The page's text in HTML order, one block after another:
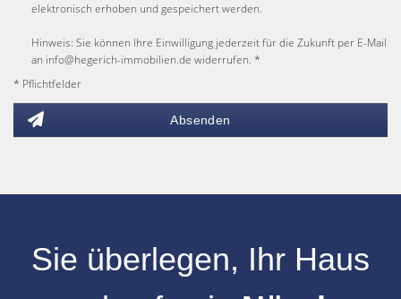
elektronisch erhoben und gespeichert werden.
Hinweis: Sie können Ihre Einwilligung jederzeit für die Zukunft per E-Mail
an info@hegerich-immobilien.de widerrufen. *
* Pflichtfelder
Absenden
Sie überlegen, Ihr Haus